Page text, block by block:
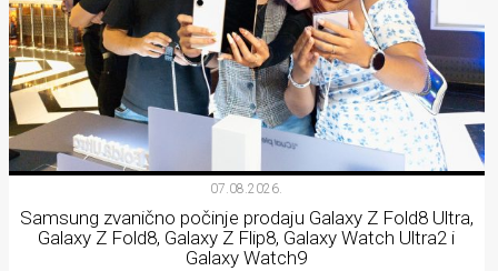
07.08.2026.
Samsung zvanično počinje prodaju Galaxy Z Fold8 Ultra,
Galaxy Z Fold8, Galaxy Z Flip8, Galaxy Watch Ultra2 i
Galaxy Watch9